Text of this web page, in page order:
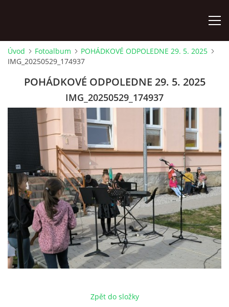
ÚVOD
ZAMĚSTNANCI
HUDEBNÍ OBOR
SOUBORY
VÝTVARNÝ OBOR
LITERÁRNĚ DRAMATICKÝ OBOR
Úvod Fotoalbum
POHÁDKOVÉ ODPOLEDNE 29. 5. 2025
IMG_20250529_174937
POHÁDKOVÉ ODPOLEDNE 29. 5. 2025
IMG_20250529_174937
Zpět do složky